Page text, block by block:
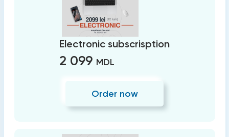
Electronic subscrisption
2 099 MDL
Order now